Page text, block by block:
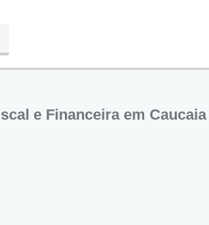
e Financeira em Caucaia